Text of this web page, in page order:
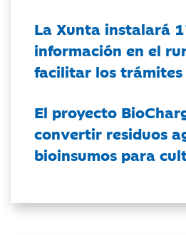
La Xunta instalará
información en el
facilitar los trámites
El proyecto
convertir residuos
bioinsumos para